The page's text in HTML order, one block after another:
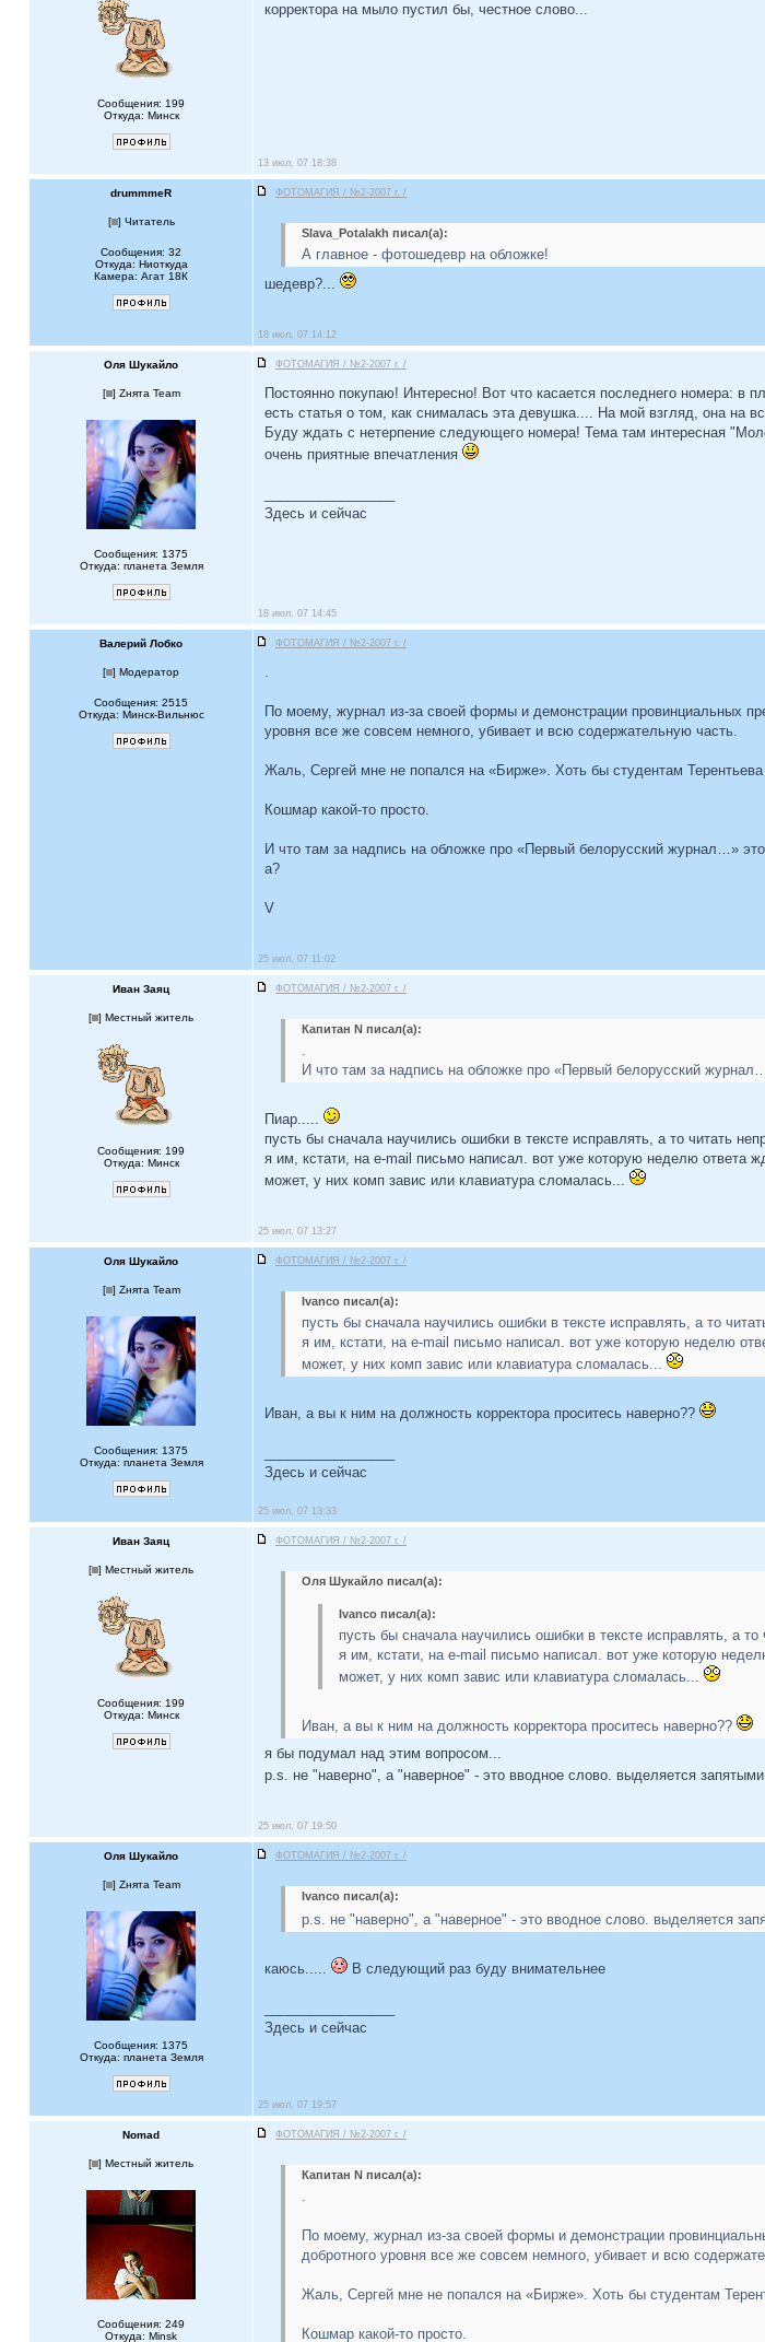
Сообщения: 199
Откуда: Минск
корректора на мыло пустил бы, честное слово...
13 июл, 07 18:38
drummmeR ФОТОМАГИЯ / №2-2007 г. /
[ ] Читатель
Сообщения: 32
Откуда: Ниоткуда
Камера: Агат 18К
Slava_Potalakh писал(а):
А главное - фотошедевр на обложке!
шедевр?...
18 июл, 07 14:12
Оля Шукайло ФОТОМАГИЯ / №2-2007 г. /
[ ] Zнята Team
Сообщения: 1375
Откуда: планета Земля
Постоянно покупаю! Интересно! Вот что касается последнего номера:
есть статья о том, как снималась эта девушка.... На мой взгляд, она на
Буду ждать с нетерпение следующего номера! Тема там интересная
очень приятные впечатления
Здесь и сейчас
18 июл, 07 14:45
Валерий Лобко ФОТОМАГИЯ / №2-2007 г. /
[ ] Модератор
Сообщения: 2515
Откуда: Минск-Вильнюс
.
По моему, журнал из-за своей формы и демонстрации провинциальных
уровня все же совсем немного, убивает и всю содержательную часть.
Жаль, Сергей мне не попался на «Бирже». Хоть бы студентам Терентьева
Кошмар какой-то просто.
И что там за надпись на обложке про «Первый белорусский журнал…»
а?
V
25 июл, 07 11:02
Иван Заяц ФОТОМАГИЯ / №2-2007 г. /
[ ] Местный житель
Сообщения: 199
Откуда: Минск
Капитан N писал(а):
.
И что там за надпись на обложке про «Первый белорусский
Пиар.....
пусть бы сначала научились ошибки в тексте исправлять, а то читать
я им, кстати, на e-mail письмо написал. вот уже которую неделю ответа
может, у них комп завис или клавиатура сломалась...
25 июл, 07 13:27
Оля Шукайло ФОТОМАГИЯ / №2-2007 г. /
[ ] Zнята Team
Сообщения: 1375
Откуда: планета Земля
Ivanco писал(а):
пусть бы сначала научились ошибки в тексте исправлять, а то
я им, кстати, на e-mail письмо написал. вот уже которую неделю
может, у них комп завис или клавиатура сломалась...
Иван, а вы к ним на должность корректора проситесь наверно??
Здесь и сейчас
25 июл, 07 13:33
Иван Заяц ФОТОМАГИЯ / №2-2007 г. /
[ ] Местный житель
Сообщения: 199
Откуда: Минск
Оля Шукайло писал(а):
Ivanco писал(а):
пусть бы сначала научились ошибки в тексте исправлять, а то
я им, кстати, на e-mail письмо написал. вот уже которую
может, у них комп завис или клавиатура сломалась...
Иван, а вы к ним на должность корректора проситесь наверно??
я бы подумал над этим вопросом...
p.s. не "наверно", а "наверное" - это вводное слово. выделяется
25 июл, 07 19:50
Оля Шукайло ФОТОМАГИЯ / №2-2007 г. /
[ ] Zнята Team
Сообщения: 1375
Откуда: планета Земля
Ivanco писал(а):
p.s. не "наверно", а "наверное" - это вводное слово. выделяется
каюсь..... В следующий раз буду внимательнее
Здесь и сейчас
25 июл, 07 19:57
Nomad ФОТОМАГИЯ / №2-2007 г. /
[ ] Местный житель
Сообщения: 249
Откуда: Minsk
Капитан N писал(а):
.
По моему, журнал из-за своей формы и демонстрации
добротного уровня все же совсем немного, убивает и всю
Жаль, Сергей мне не попался на «Бирже». Хоть бы студентам
Кошмар какой-то просто.